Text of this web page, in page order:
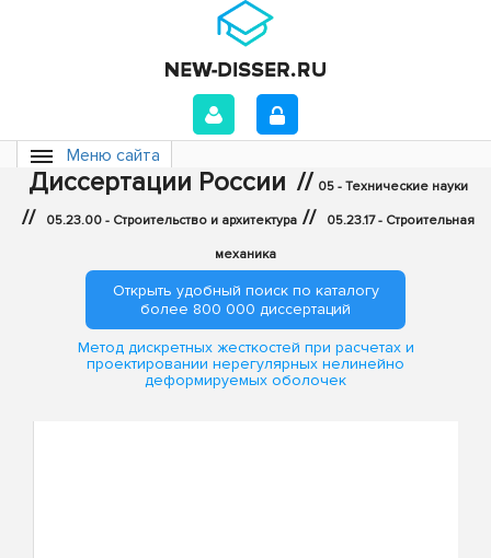
Меню сайта
Диссертации России // 05 - Технические науки
// 05.23.00 - Строительство и архитектура // 05.23.17 - Строительная
механика
Открыть удобный поиск по каталогу
более 800 000 диссертаций
Метод дискретных жесткостей при расчетах и
проектировании нерегулярных нелинейно
деформируемых оболочек